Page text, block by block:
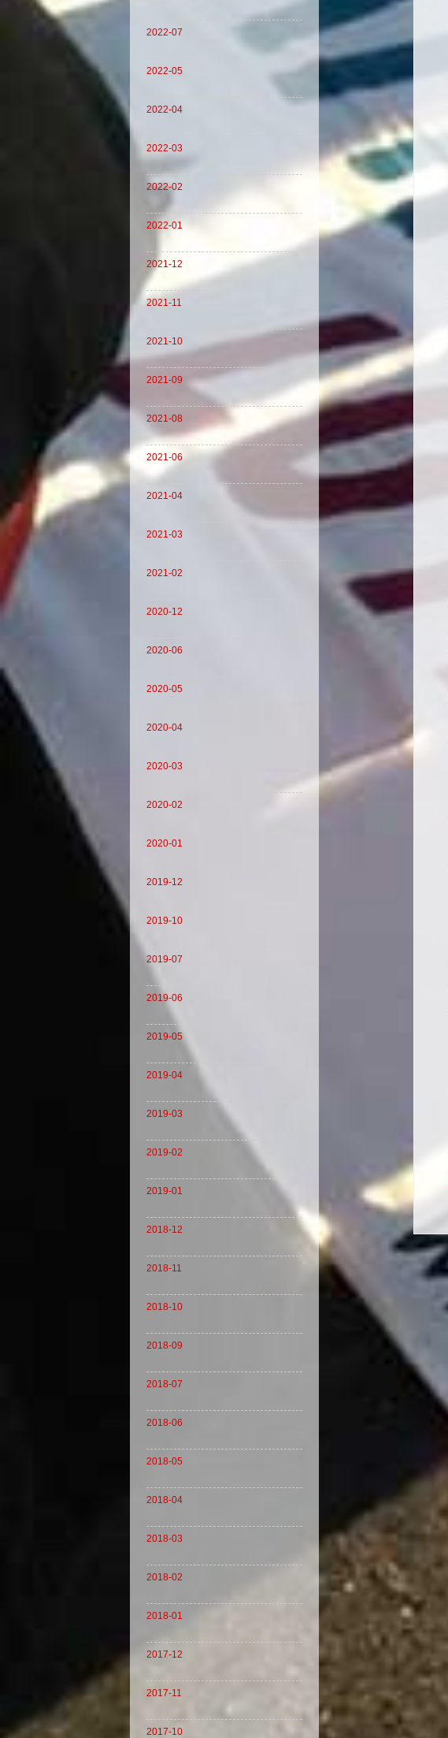
2022-07
2022-05
2022-04
2022-03
2022-02
2022-01
2021-12
2021-11
2021-10
2021-09
2021-08
2021-06
2021-04
2021-03
2021-02
2020-12
2020-06
2020-05
2020-04
2020-03
2020-02
2020-01
2019-12
2019-10
2019-07
2019-06
2019-05
2019-04
2019-03
2019-02
2019-01
2018-12
2018-11
2018-10
2018-09
2018-07
2018-06
2018-05
2018-04
2018-03
2018-02
2018-01
2017-12
2017-11
2017-10